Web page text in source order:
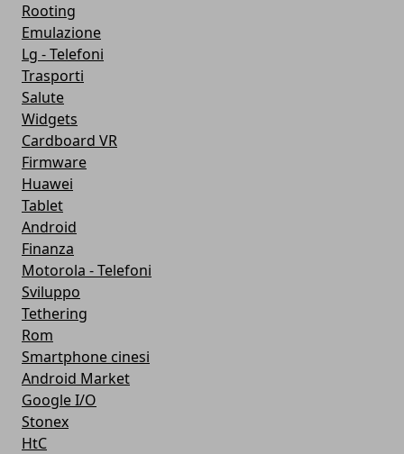
Rooting
Emulazione
Lg - Telefoni
Trasporti
Salute
Widgets
Cardboard VR
Firmware
Huawei
Tablet
Android
Finanza
Motorola - Telefoni
Sviluppo
Tethering
Rom
Smartphone cinesi
Android Market
Google I/O
Stonex
HtC